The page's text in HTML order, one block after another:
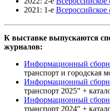
2021: 1-е
К выставке выпускаются
журналов:
Информационный
транспорт и городская
Информационный
транспорт 2025" +
Информационный
транспорт 2024" +